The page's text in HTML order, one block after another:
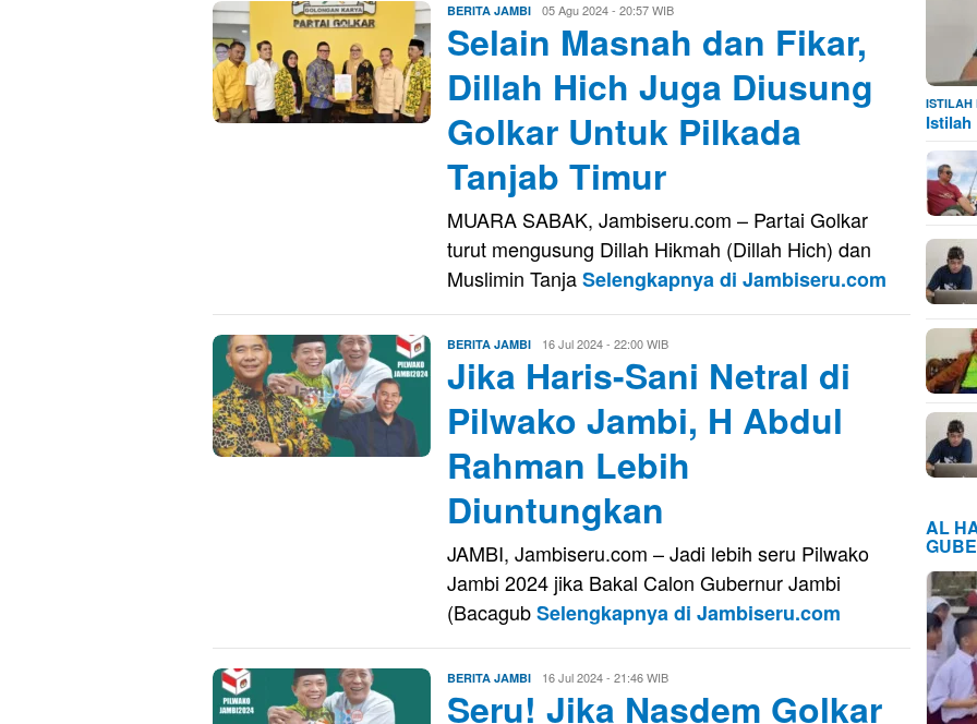
BERITA JAMBI Evo
Kusnady
05 Agu 2024 - 20:57 WIB
Selain Masnah dan Fikar,
Dillah Hich Juga Diusung
Golkar Untuk Pilkada
Tanjab Timur
MUARA SABAK, Jambiseru.com – Partai Golkar
turut mengusung Dillah Hikmah (Dillah Hich) dan
Muslimin TanjaSelengkapnya di Jambiseru.com
BERITA JAMBI Evo
Kusnady
16 Jul 2024 - 22:00 WIB
Jika Haris-Sani Netral di
Pilwako Jambi, H Abdul
Rahman Lebih
Diuntungkan
JAMBI, Jambiseru.com – Jadi lebih seru Pilwako
Jambi 2024 jika Bakal Calon Gubernur Jambi
(BacagubSelengkapnya di Jambiseru.com
BERITA JAMBI Evo
Kusnady
16 Jul 2024 - 21:46 WIB
Seru! Jika Nasdem Golkar
ISTILAH
Istilah
AL